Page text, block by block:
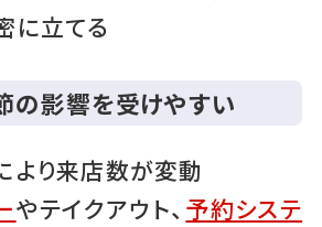
に立てる
影響を受けやすい
より来店数が変動
やテイクアウト、 予約システ